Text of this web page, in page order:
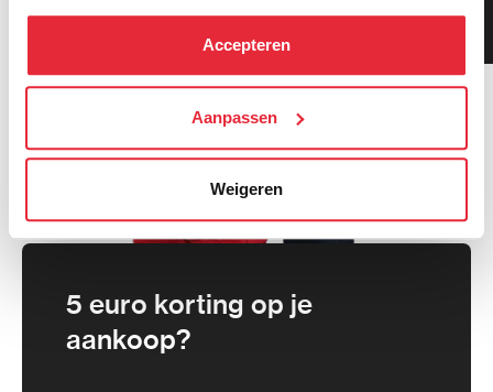
hebben verzameld via het gebruik van hun diensten. Je
kunt alle cookies accepteren, alleen noodzakelijke
We werken samen met21 derden
die uw gegevens
kunnen ontvangen en verwerken.
Accepteren
Aanpassen
Weigeren
5 euro korting op je
aankoop?
Klanten geven ons 9.3
gemiddeld!